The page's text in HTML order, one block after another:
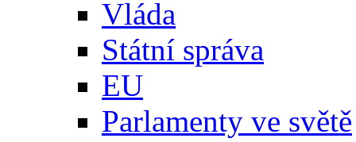
Vláda
Státní správa
EU
Parlamenty ve světě